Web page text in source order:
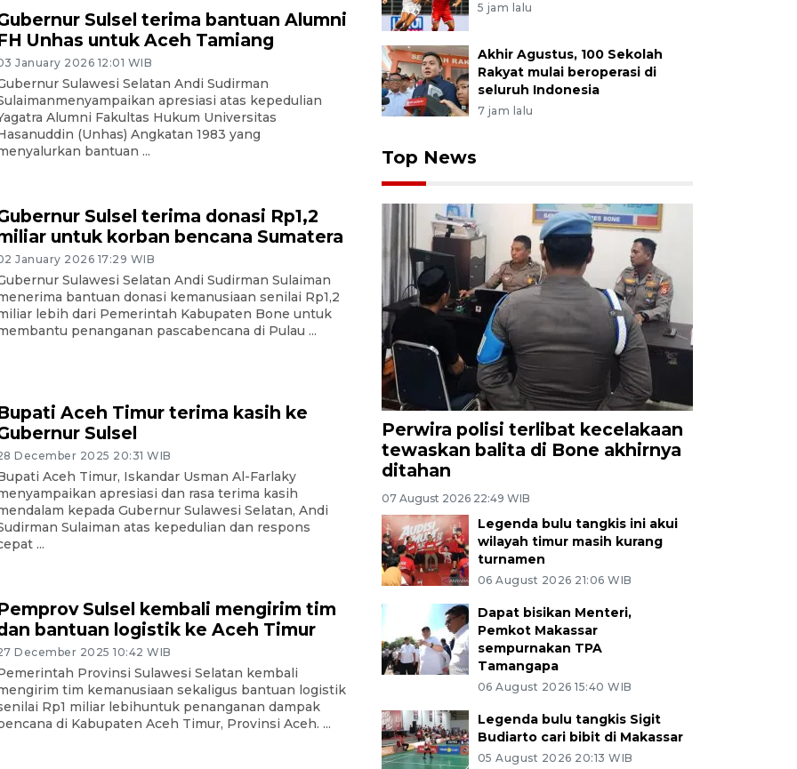
Sulsel terima bantuan Alumni
Unhas untuk Aceh Tamiang
January 2026 12:01 WIB
Sulawesi Selatan Andi Sudirman
apresiasi atas kepedulian
Alumni Fakultas Hukum Universitas
(Unhas) Angkatan 1983 yang
bantuan ...
Sulsel terima donasi Rp1,2
untuk korban bencana Sumatera
January 2026 17:29 WIB
Sulawesi Selatan Andi Sudirman Sulaiman
bantuan donasi kemanusiaan senilai Rp1,2
lebih dari Pemerintah Kabupaten Bone untuk
penanganan pascabencana di Pulau ...
Aceh Timur terima kasih ke
Sulsel
December 2025 20:31 WIB
Aceh Timur, Iskandar Usman Al-Farlaky
apresiasi dan rasa terima kasih
kepada Gubernur Sulawesi Selatan, Andi
Sulaiman atas kepedulian dan respons
...
Sulsel kembali mengirim tim
bantuan logistik ke Aceh Timur
December 2025 10:42 WIB
Provinsi Sulawesi Selatan kembali
tim kemanusiaan sekaligus bantuan logistik
Rp1 miliar lebihuntuk penanganan dampak
di Kabupaten Aceh Timur, Provinsi Aceh. ...
5 jam lalu
Akhir Agustus, 100 Sekolah
Rakyat mulai beroperasi di
seluruh Indonesia
7 jam lalu
Top News
Perwira polisi terlibat kecelakaan
tewaskan balita di Bone akhirnya
ditahan
07 August 2026 22:49 WIB
Legenda bulu tangkis ini akui
wilayah timur masih kurang
turnamen
06 August 2026 21:06 WIB
Dapat bisikan Menteri,
Pemkot Makassar
sempurnakan TPA
Tamangapa
06 August 2026 15:40 WIB
Legenda bulu tangkis Sigit
Budiarto cari bibit di Makassar
05 August 2026 20:13 WIB